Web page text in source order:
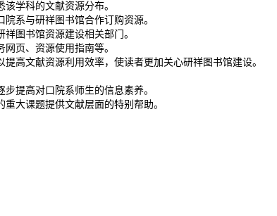
学科的文献资源分布。
院系与研祥图书馆合作订购资源。
祥图书馆资源建设相关部门。
页、资源使用指南等。
提高文献资源利用效率，使读者更加关心研祥图书馆建设。
提高对口院系师生的信息素养。
大课题提供文献层面的特别帮助。